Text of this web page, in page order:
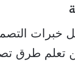
تعلم طرق